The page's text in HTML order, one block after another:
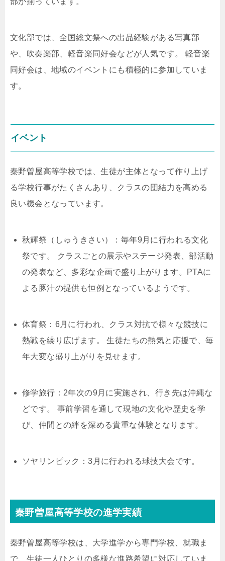
文化部では、全国総文祭への出品経験がある写真部
や、吹奏楽部、軽音楽同好会などが人気です。 軽音楽
同好会は、地域のイベントにも積極的に参加していま
す。
イベント
秦野曽屋高等学校では、生徒が主体となって作り上げ
る学校行事がたくさんあり、クラスの団結力を高める
良い機会となっています。
秋輝祭（しゅうきさい）：毎年9月に行われる文化
祭です。 クラスごとの展示やステージ発表、部活動
の発表など、多彩な企画で盛り上がります。PTAに
よる豚汁の提供も恒例となっているようです。
体育祭：6月に行われ、クラス対抗で様々な競技に
熱戦を繰り広げます。 生徒たちの熱気と応援で、毎
年大変な盛り上がりを見せます。
修学旅行：2年次の9月に実施され、行き先は沖縄な
どです。 事前学習を通して現地の文化や歴史を学
び、仲間との絆を深める貴重な体験となります。
ソヤリンピック：3月に行われる球技大会です。
秦野曽屋高等学校の進学実績
秦野曽屋高等学校は、大学進学から専門学校、就職ま
で、生徒一人ひとりの多様な進路希望に対応していま